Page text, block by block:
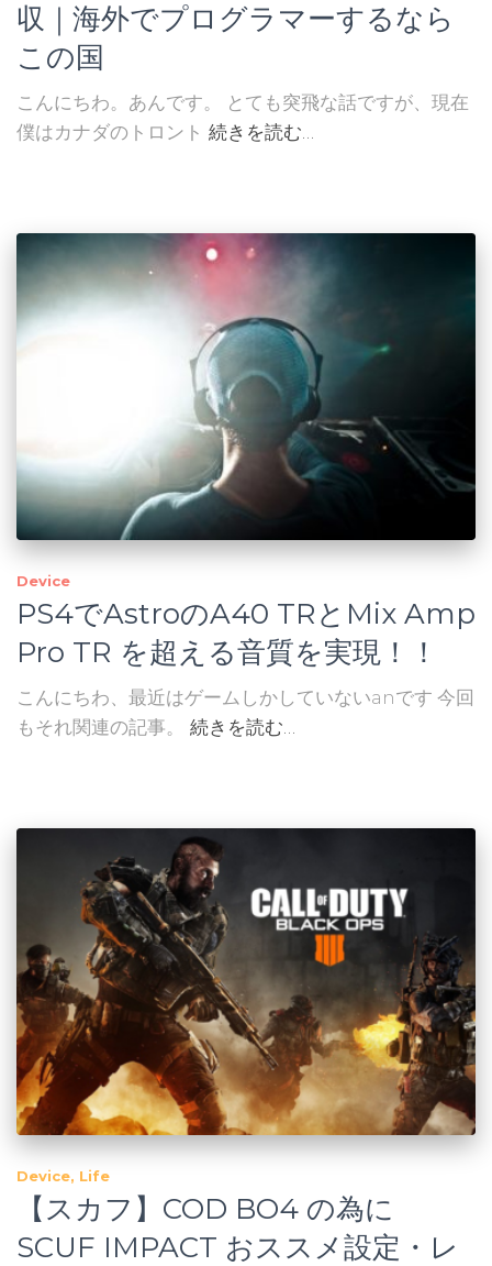
収｜海外でプログラマーするなら
この国
こんにちわ。あんです。 とても突飛な話ですが、現在
僕はカナダのトロント 続きを読む…
Device
PS4でAstroのA40 TRとMix Amp
Pro TR を超える音質を実現！！
こんにちわ、最近はゲームしかしていないanです 今回
もそれ関連の記事。
続きを読む…
Device Life
【スカフ】COD BO4 の為に
SCUF IMPACT おススメ設定・レ